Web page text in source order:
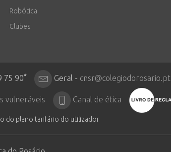
Robótica
Clubes
75 90* Geral - cnsr@colegiodorosario.pt
vulneráveis Canal de ética
do plano tarifário do utilizador